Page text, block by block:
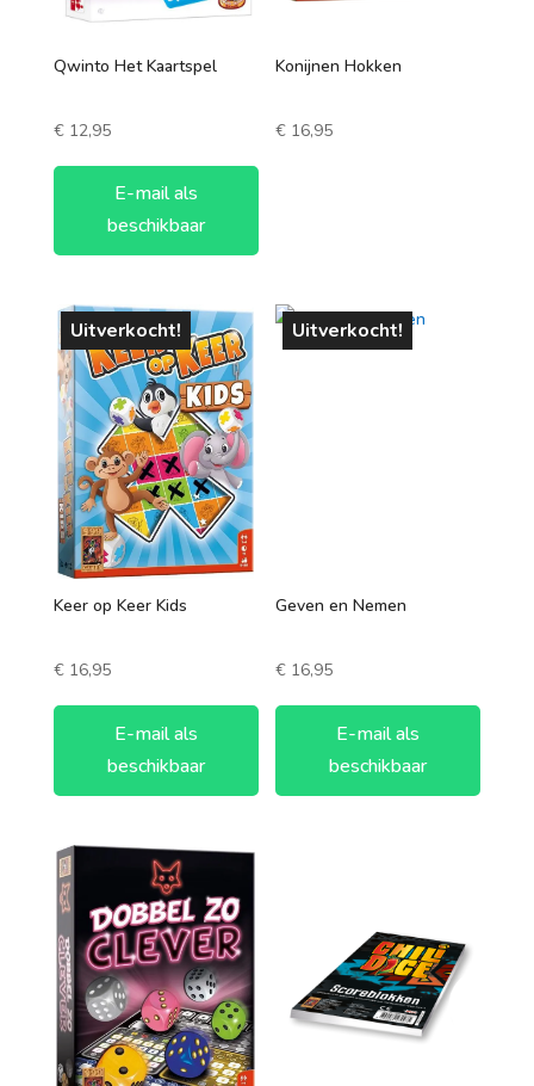
Qwinto Het Kaartspel
€12,95
E-mail als
beschikbaar
Konijnen Hokken
€ 16,95
Uitverkocht!
Keer op Keer Kids
€16,95
E-mail als
beschikbaar
Uitverkocht!
Geven en Nemen
€ 16,95
E-mail als
beschikbaar